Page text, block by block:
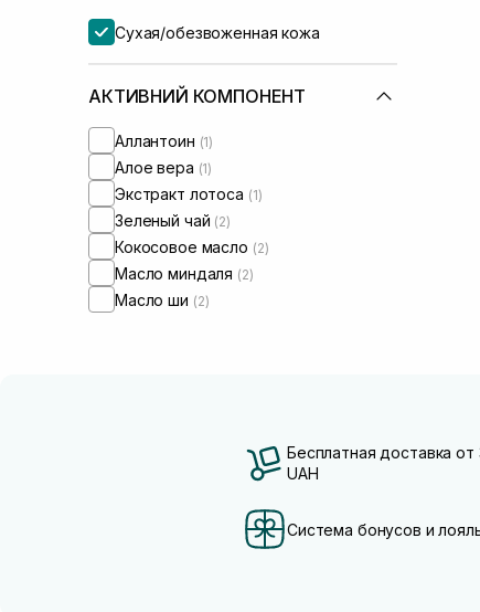
Сухая/обезвоженная кожа
АКТИВНИЙ КОМПОНЕНТ
Аллантоин (1)
Алое вера (1)
Экстракт лотоса (1)
Зеленый чай (2)
Кокосовое масло (2)
Масло миндаля (2)
Масло ши (2)
Бесплатная доставка от
UAH
Система бонусов и